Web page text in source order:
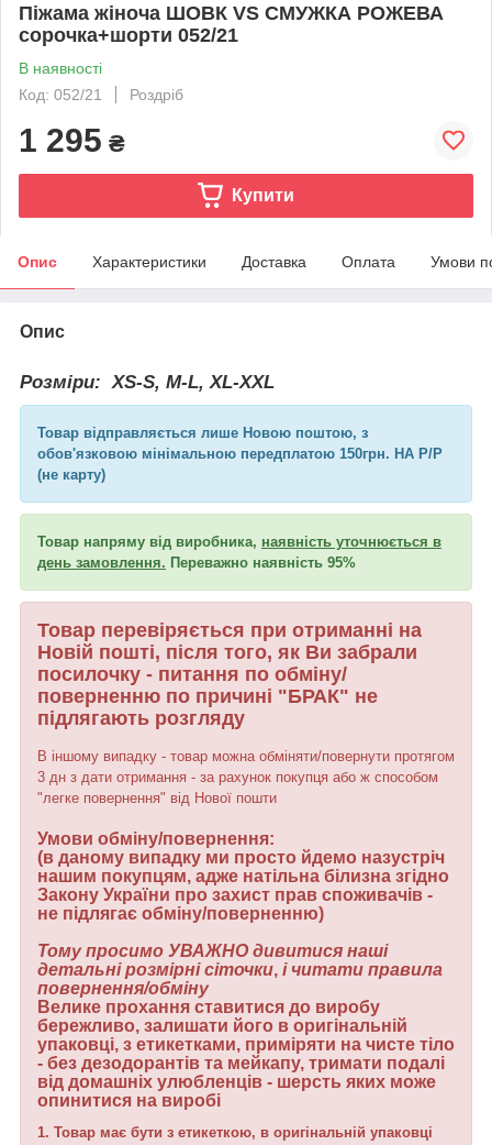
Піжама жіноча ШОВК VS СМУЖКА РОЖЕВА
сорочка+шорти 052/21
В наявності
Код: 052/21
Роздріб
1 295 ₴
Купити
Опис Характеристики Доставка Оплата Умови
Опис
Розміри: XS-S, M-L, XL-XXL
Товар відправляється лише Новою поштою, з
обов'язковою мінімальною передплатою 150грн. НА Р/Р
(не карту)
Товар напряму від виробника, наявність уточнюється в
день замовлення. Переважно наявність 95%
Товар перевіряється при отриманні на
Новій пошті, після того, як Ви забрали
посилочку - питання по обміну/
поверненню по причині "БРАК" не
підлягають розгляду
В іншому випадку - товар можна обміняти/повернути протягом
3 дн з дати отримання - за рахунок покупця або ж способом
"легке повернення" від Нової пошти
Умови обміну/повернення:
(в даному випадку ми просто йдемо назустріч
нашим покупцям, адже натільна білизна згідно
Закону України про захист прав споживачів -
не підлягає обміну/поверненню)
Тому просимо УВАЖНО дивитися наші
детальні розмірні сіточки, і читати правила
повернення/обміну
Велике прохання ставитися до виробу
бережливо, залишати його в оригінальній
упаковці, з етикетками, приміряти на чисте тіло
- без дезодорантів та мейкапу, тримати подалі
від домашніх улюбленців - шерсть яких може
опинитися на виробі
1. Товар має бути з етикеткою, в оригінальній упаковці